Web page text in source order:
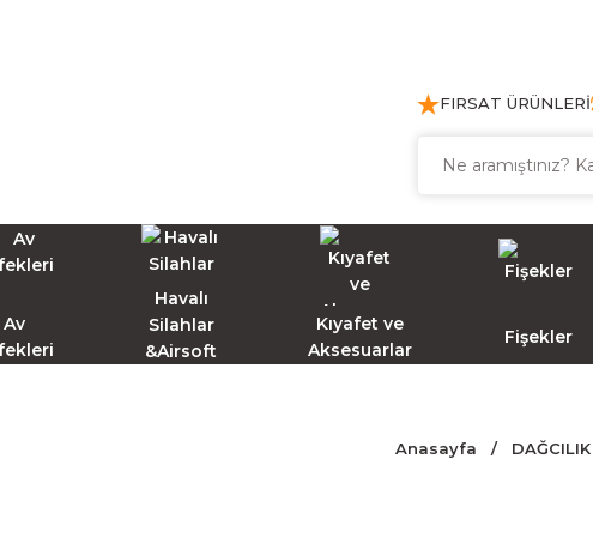
FIRSAT ÜRÜNLERİ
Av
Havalı
Silahlar
&Airsoft
Kıyafet ve
Aksesuarlar
Fişekler
Anasayfa